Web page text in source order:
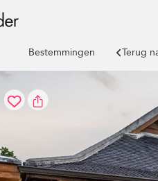
Bestemmingen Terug